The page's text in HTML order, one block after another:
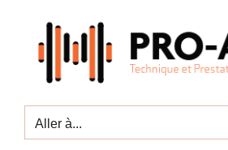
contenu
Aller à...